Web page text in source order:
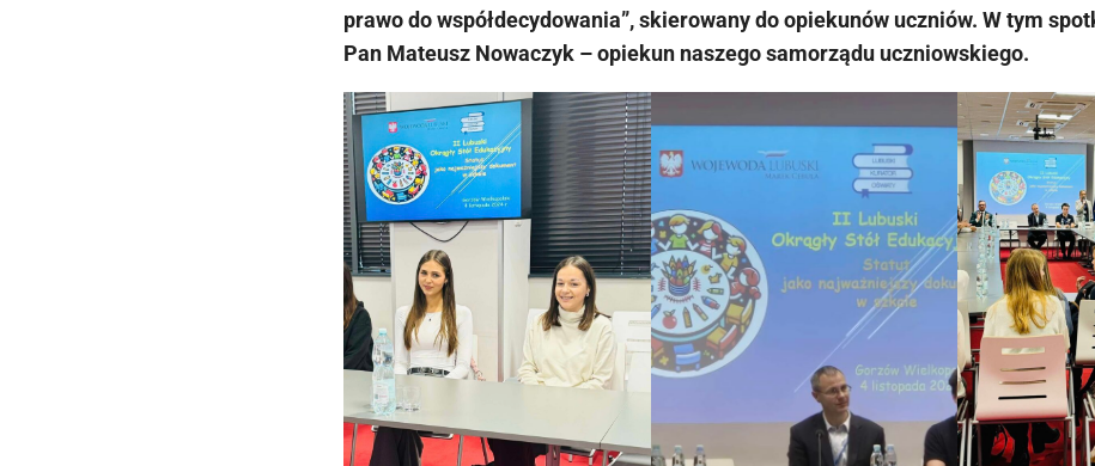
prawo do współdecydowania”, skierowany do opiekunów uczniów. W tym
Pan Mateusz Nowaczyk – opiekun naszego samorządu uczniowskiego.